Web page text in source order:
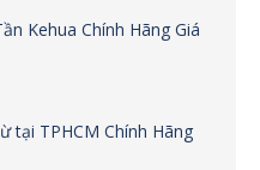
Kehua Chính Hãng Giá
tại TPHCM Chính Hãng